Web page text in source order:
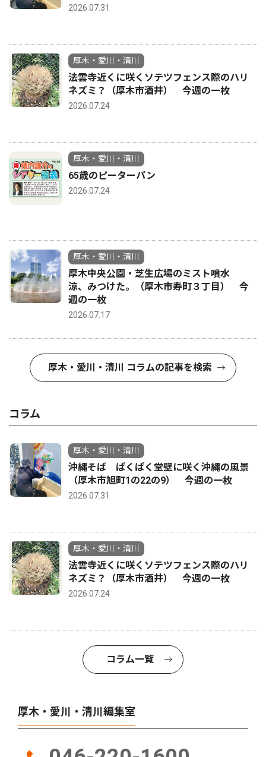
2026.07.31
厚木・愛川・清川
法雲寺近くに咲くソテツフェンス際のハリ
ネズミ？（厚木市酒井） 今週の一枚
2026.07.24
厚木・愛川・清川
65歳のピーターパン
2026.07.24
厚木・愛川・清川
厚木中央公園・芝生広場のミスト噴水
涼、みつけた。（厚木市寿町３丁目） 今
週の一枚
2026.07.17
厚木・愛川・清川 コラムの記事を検索
コラム
厚木・愛川・清川
沖縄そば ぱくぱく堂壁に咲く沖縄の風景
（厚木市旭町1の22の9） 今週の一枚
2026.07.31
厚木・愛川・清川
法雲寺近くに咲くソテツフェンス際のハリ
ネズミ？（厚木市酒井） 今週の一枚
2026.07.24
コラム一覧
厚木・愛川・清川編集室